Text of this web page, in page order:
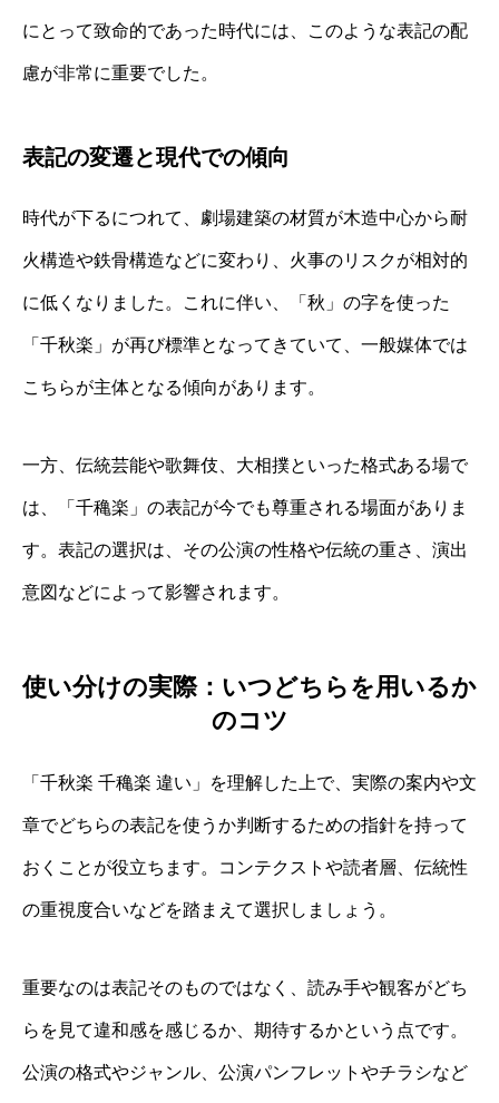
にとって致命的であった時代には、このような表記の配
慮が非常に重要でした。
表記の変遷と現代での傾向
時代が下るにつれて、劇場建築の材質が木造中心から耐
火構造や鉄骨構造などに変わり、火事のリスクが相対的
に低くなりました。これに伴い、「秋」の字を使った
「千秋楽」が再び標準となってきていて、一般媒体では
こちらが主体となる傾向があります。
一方、伝統芸能や歌舞伎、大相撲といった格式ある場で
は、「千穐楽」の表記が今でも尊重される場面がありま
す。表記の選択は、その公演の性格や伝統の重さ、演出
意図などによって影響されます。
使い分けの実際：いつどちらを用いるか
のコツ
「千秋楽 千穐楽 違い」を理解した上で、実際の案内や文
章でどちらの表記を使うか判断するための指針を持って
おくことが役立ちます。コンテクストや読者層、伝統性
の重視度合いなどを踏まえて選択しましょう。
重要なのは表記そのものではなく、読み手や観客がどち
らを見て違和感を感じるか、期待するかという点です。
公演の格式やジャンル、公演パンフレットやチラシなど